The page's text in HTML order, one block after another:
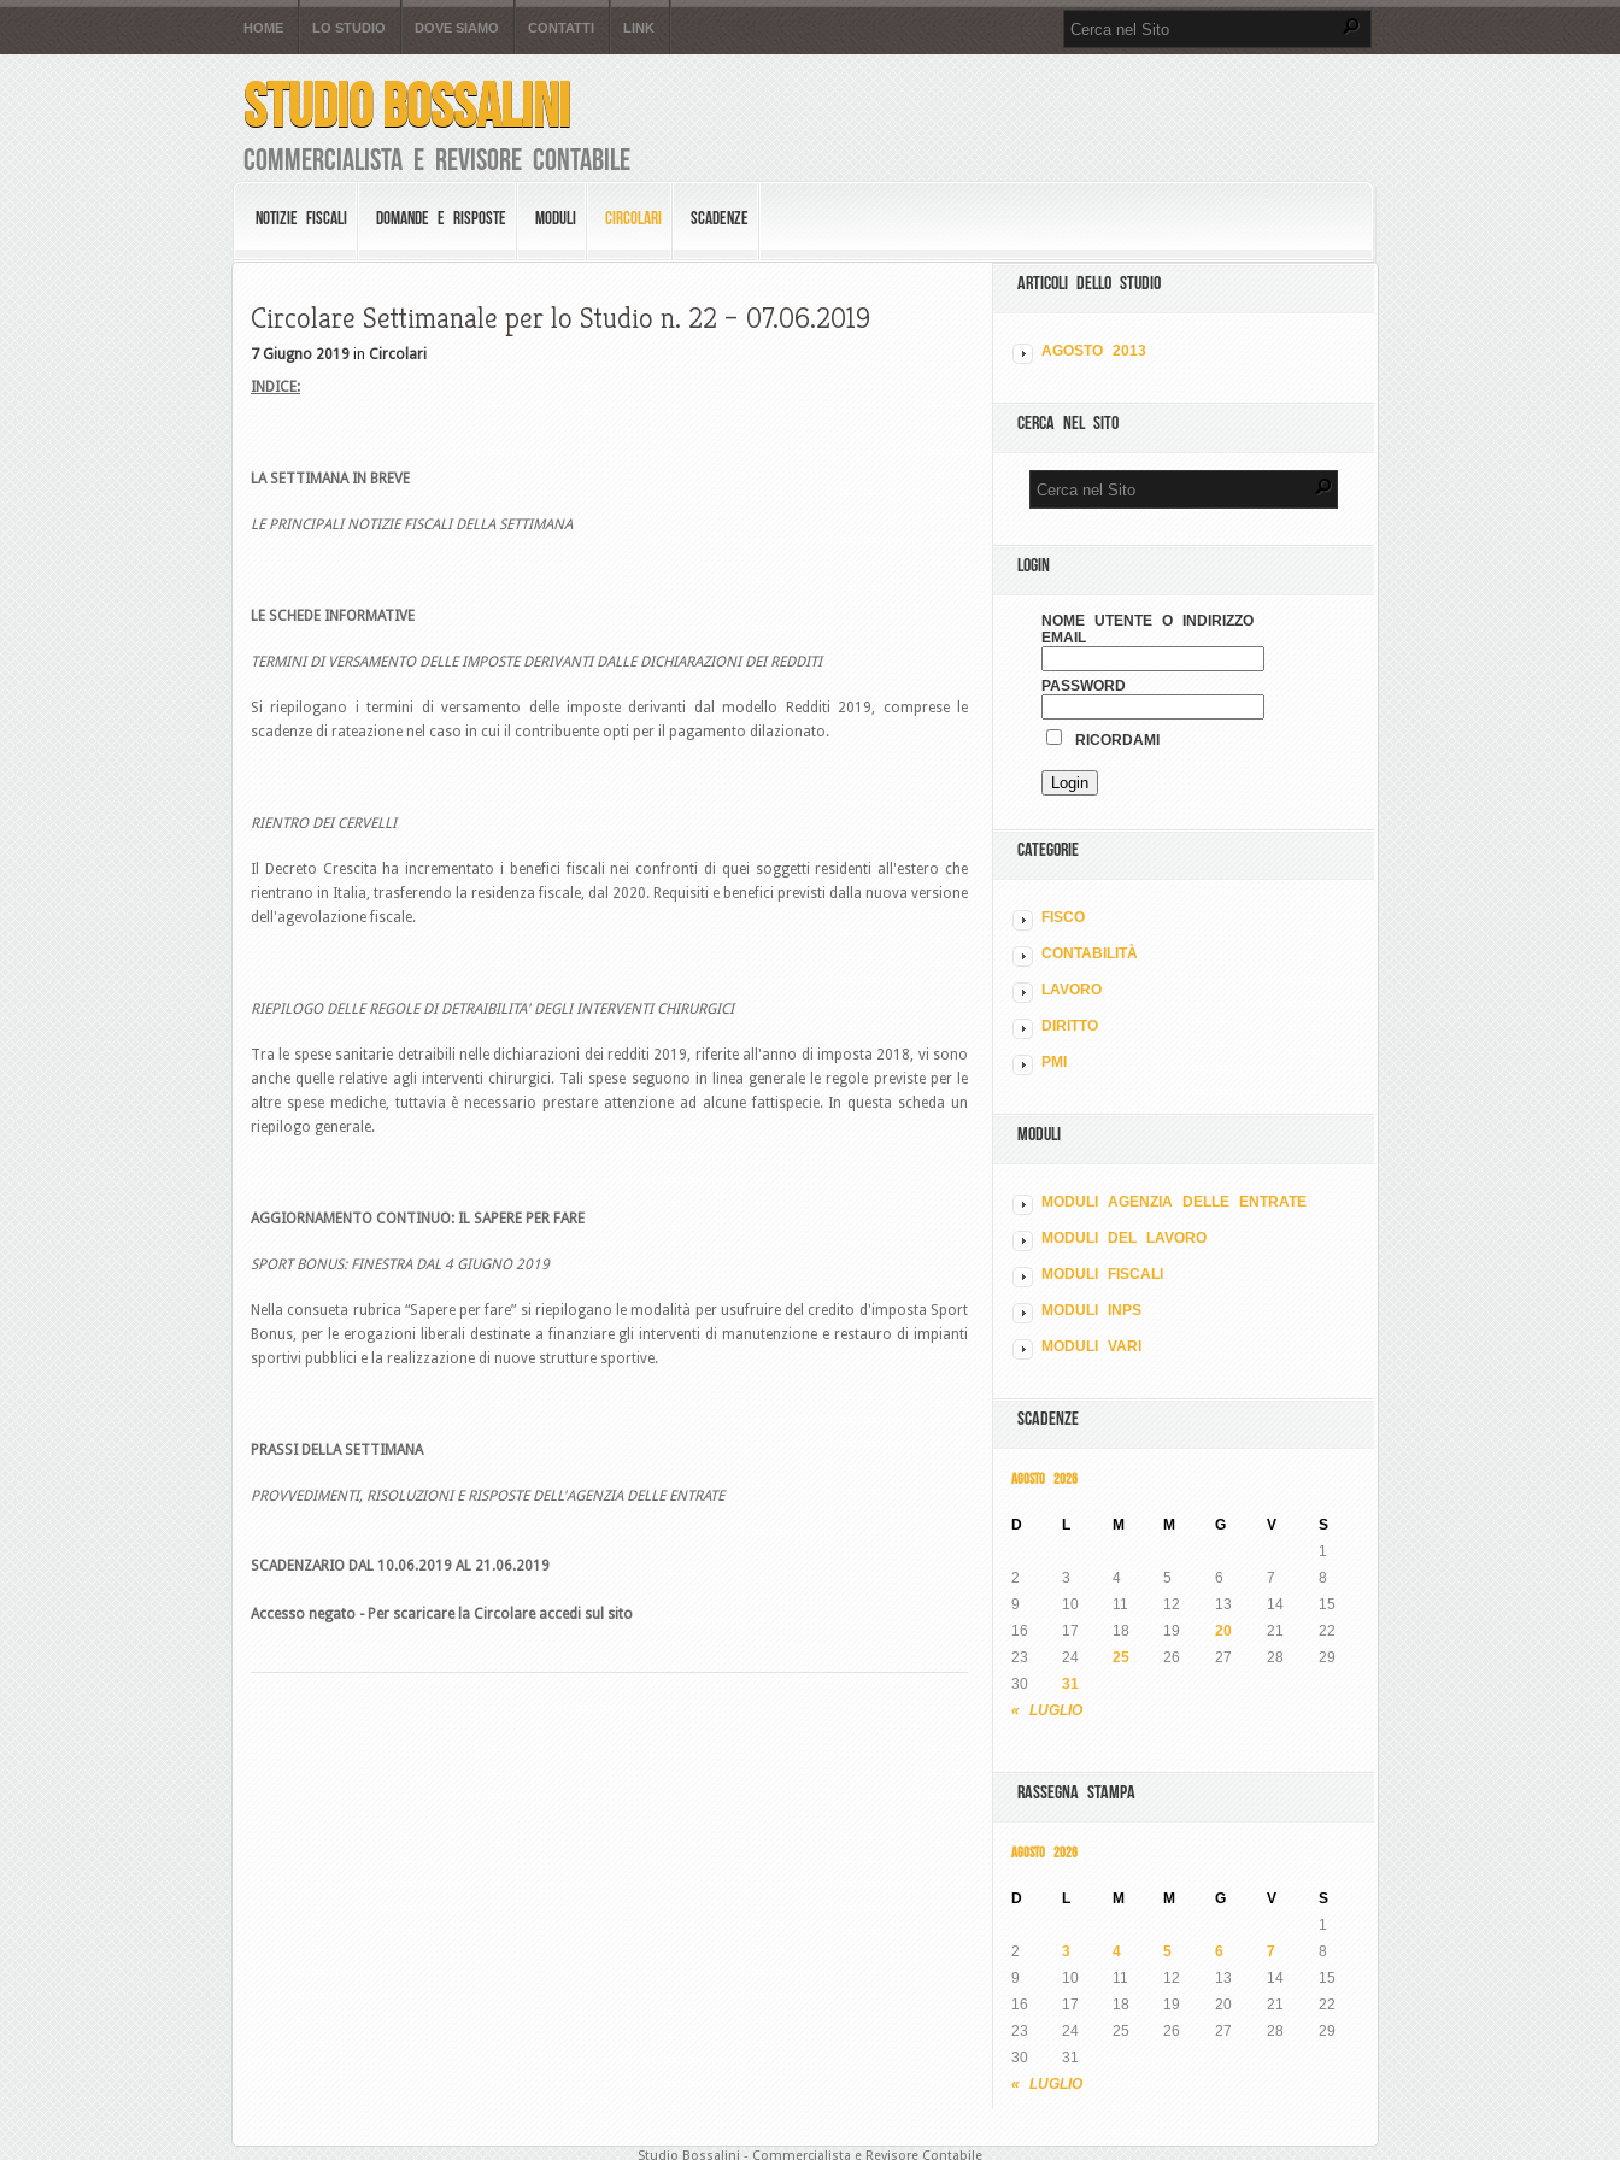
HOME LO STUDIO DOVE SIAMO CONTATTI LINK
STUDIO BOSSALINI
Commercialista e Revisore Contabile
NOTIZIE FISCALI DOMANDE E RISPOSTE MODULI CIRCOLARI SCADENZE
Circolare Settimanale per lo Studio n. 22 – 07.06.2019
7 Giugno 2019 in Circolari
INDICE:
LA SETTIMANA IN BREVE
LE PRINCIPALI NOTIZIE FISCALI DELLA SETTIMANA
LE SCHEDE INFORMATIVE
TERMINI DI VERSAMENTO DELLE IMPOSTE DERIVANTI DALLE DICHIARAZIONI DEI REDDITI
Si riepilogano i termini di versamento delle imposte derivanti dal modello Redditi 2019, comprese le
scadenze di rateazione nel caso in cui il contribuente opti per il pagamento dilazionato.
RIENTRO DEI CERVELLI
Il Decreto Crescita ha incrementato i benefici fiscali nei confronti di quei soggetti residenti all'estero che
rientrano in Italia, trasferendo la residenza fiscale, dal 2020. Requisiti e benefici previsti dalla nuova versione
dell'agevolazione fiscale.
RIEPILOGO DELLE REGOLE DI DETRAIBILITA' DEGLI INTERVENTI CHIRURGICI
Tra le spese sanitarie detraibili nelle dichiarazioni dei redditi 2019, riferite all'anno di imposta 2018, vi sono
anche quelle relative agli interventi chirurgici. Tali spese seguono in linea generale le regole previste per le
altre spese mediche, tuttavia è necessario prestare attenzione ad alcune fattispecie. In questa scheda un
riepilogo generale.
AGGIORNAMENTO CONTINUO: IL SAPERE PER FARE
SPORT BONUS: FINESTRA DAL 4 GIUGNO 2019
Nella consueta rubrica “Sapere per fare” si riepilogano le modalità per usufruire del credito d'imposta Sport
Bonus, per le erogazioni liberali destinate a finanziare gli interventi di manutenzione e restauro di impianti
sportivi pubblici e la realizzazione di nuove strutture sportive.
PRASSI DELLA SETTIMANA
PROVVEDIMENTI, RISOLUZIONI E RISPOSTE DELL'AGENZIA DELLE ENTRATE
SCADENZARIO DAL 10.06.2019 AL 21.06.2019
Accesso negato - Per scaricare la Circolare accedi sul sito
ARTICOLI DELLO STUDIO
AGOSTO 2013
CERCA NEL SITO
LOGIN
NOME UTENTE O INDIRIZZO
EMAIL
PASSWORD
RICORDAMI
CATEGORIE
FISCO
CONTABILITÀ
LAVORO
DIRITTO
PMI
MODULI
MODULI AGENZIA DELLE ENTRATE
MODULI DEL LAVORO
MODULI FISCALI
MODULI INPS
MODULI VARI
SCADENZE
AGOSTO 2026
D L M M G V S
« LUGLIO
1
2
3 4 5 6 7
8
9
10 11 12 13 14
15
16
17 18 19 20 21
22
23
24 25 26 27 28
29
30
31
RASSEGNA STAMPA
AGOSTO 2026
D L M M G V S
« LUGLIO
1
2
3 4 5 6 7
8
9
10 11 12 13 14
15
16
17 18 19 20 21
22
23
24 25 26 27 28
29
30
31
Studio Bossalini - Commercialista e Revisore Contabile